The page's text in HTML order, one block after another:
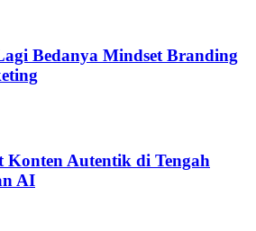
Bedanya Mindset Branding
Konten Autentik di Tengah
AI